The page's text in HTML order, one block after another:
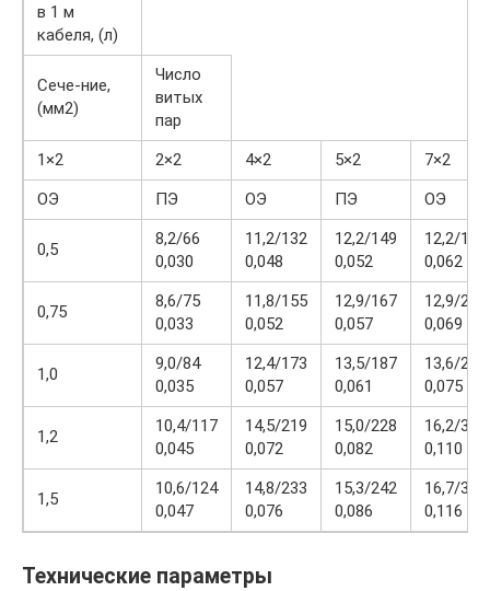
в 1 м
кабеля, (л)
Сече-ние,
(мм2)
Число
витых
пар
1×2
2×2 4×2 5×2
7×2
ОЭ
ПЭ ОЭ ПЭ ОЭ
0,5
8,2/66
0,030
11,2/132
0,048
12,2/149
0,052
12,2/179
0,062
0,75
8,6/75
0,033
11,8/155
0,052
12,9/167
0,057
12,9/210
0,069
1,0
9,0/84
0,035
12,4/173
0,057
13,5/187
0,061
13,6/245
0,075
1,2
10,4/117
0,045
14,5/219
0,072
15,0/228
0,082
16,2/319
0,110
1,5
10,6/124
0,047
14,8/233
0,076
15,3/242
0,086
16,7/345
0,116
Технические параметры